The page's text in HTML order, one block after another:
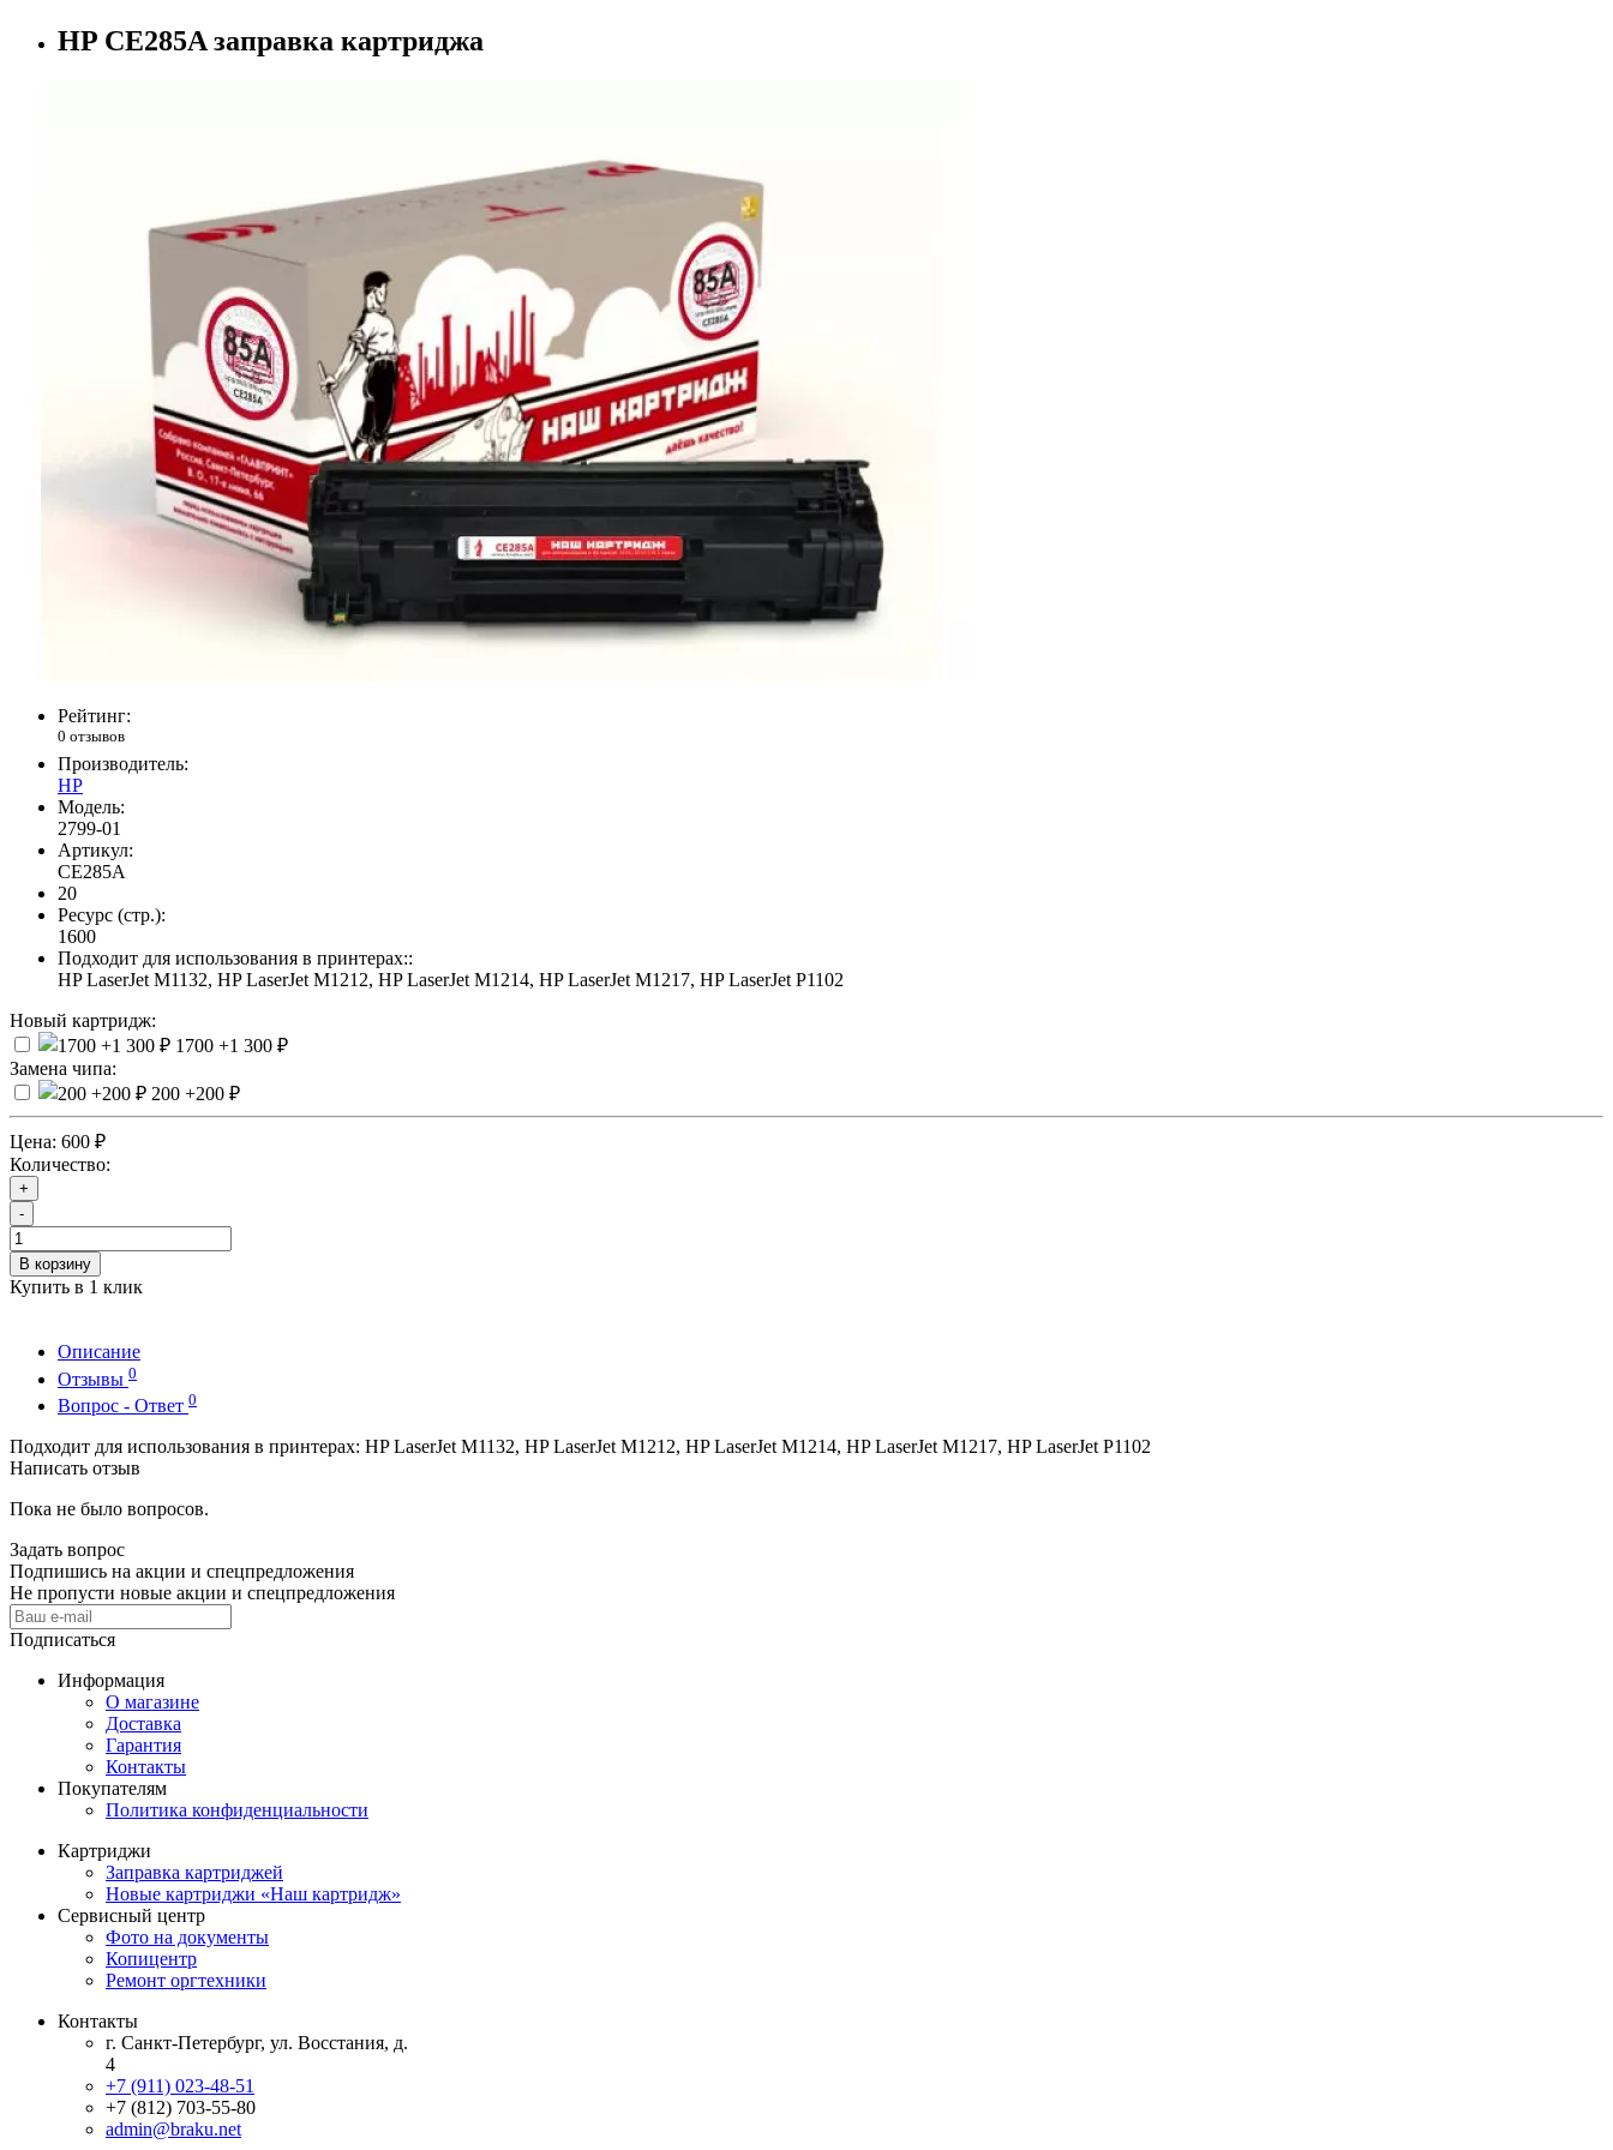
HP CE285A заправка картриджа
Рейтинг:
0 отзывов
Производитель:
HP
Модель:
2799-01
Артикул:
CE285A
20
Ресурс (стр.):
1600
Подходит для использования в принтерах::
HP LaserJet M1132, HP LaserJet M1212, HP LaserJet M1214, HP LaserJet M1217, HP LaserJet P1102
Новый картридж:
1700 +1 300 ₽
Замена чипа:
200 +200 ₽
Цена: 600 ₽
Количество:
+
-
В корзину
Купить в 1 клик
Описание
Отзывы 0
Вопрос - Ответ 0
Подходит для использования в принтерах: HP LaserJet M1132, HP LaserJet M1212, HP LaserJet M1214, HP LaserJet M1217, HP LaserJet P1102
Написать отзыв
Пока не было вопросов.
Задать вопрос
Подпишись на акции и спецпредложения
Не пропусти новые акции и спецпредложения
Подписаться
Информация
О магазине
Доставка
Гарантия
Контакты
Покупателям
Политика конфиденциальности
Картриджи
Заправка картриджей
Новые картриджи «Наш картридж»
Сервисный центр
Фото на документы
Копицентр
Ремонт оргтехники
Контакты
г. Санкт-Петербург, ул. Восстания, д.
4
+7 (911) 023-48-51
+7 (812) 703-55-80
admin@braku.net